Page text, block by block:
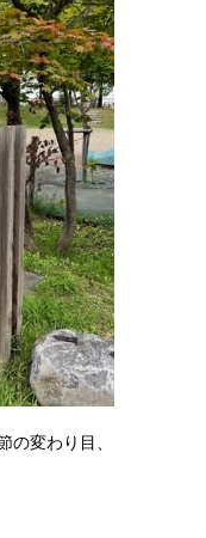
の変わり目、